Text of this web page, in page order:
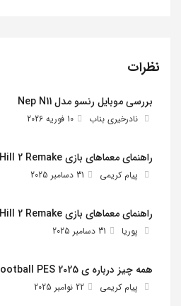
نظرات
بررسی موبایل رنسو مدل Nep N11
نادرخیری بناب 10 فوریه 2026
راهنمای معماهای بازی Silent Hill 2 Remake
پیام کریمی 31 دسامبر 2025
راهنمای معماهای بازی Silent Hill 2 Remake
پوریا 31 دسامبر 2025
همه چیز درباره ی EFootball PES 2025
پیام کریمی 22 نوامبر 2025